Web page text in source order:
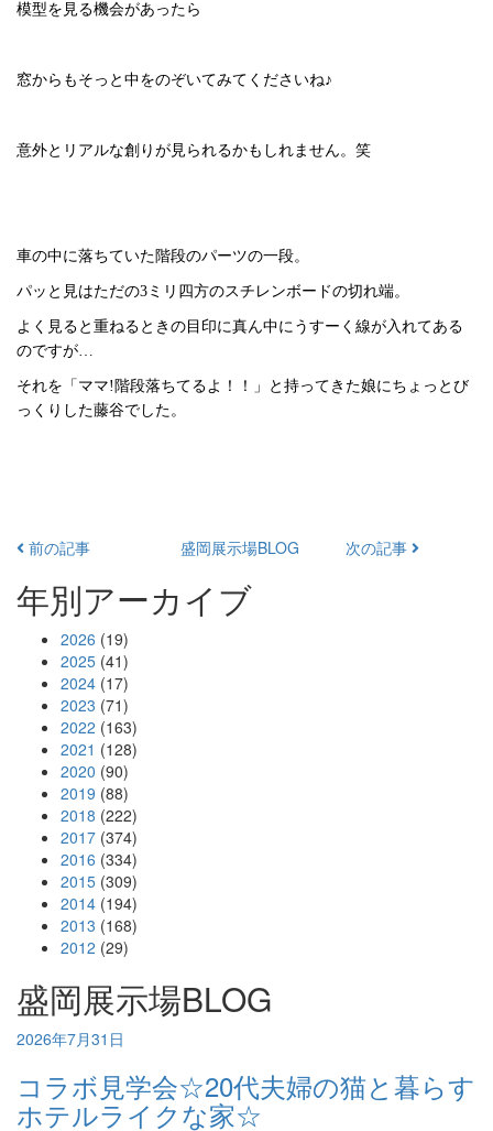
模型を見る機会があったら
窓からもそっと中をのぞいてみてくださいね♪
意外とリアルな創りが見られるかもしれません。笑
車の中に落ちていた階段のパーツの一段。
パッと見はただの3 ミリ四方のスチレンボードの切れ端。
よく見ると重ねるときの目印に真ん中にうすーく線が入れてある
のですが…
それを「ママ! 階段落ちてるよ！！」と持ってきた娘にちょっとび
っくりした藤谷でした。
前の記事 盛岡展示場BLOG 次の記事
年別アーカイブ
2026 (19)
2025 (41)
2024 (17)
2023 (71)
2022 (163)
2021 (128)
2020 (90)
2019 (88)
2018 (222)
2017 (374)
2016 (334)
2015 (309)
2014 (194)
2013 (168)
2012 (29)
盛岡展示場BLOG
2026年7月31日
コラボ見学会☆20代夫婦の猫と暮らす
ホテルライクな家☆